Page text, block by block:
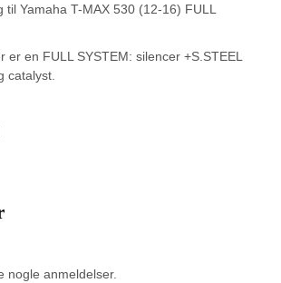
til Yamaha T-MAX 530 (12-16) FULL
er en FULL SYSTEM: silencer +S.STEEL
catalyst.
nogle anmeldelser.